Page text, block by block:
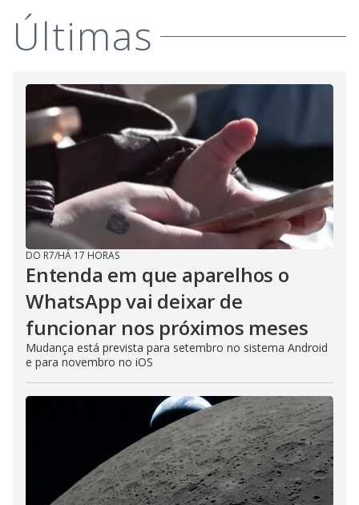
Últimas
DO R7/HÁ 17 HORAS
Entenda em que aparelhos o
WhatsApp vai deixar de
funcionar nos próximos meses
Mudança está prevista para setembro no sistema Android
e para novembro no iOS